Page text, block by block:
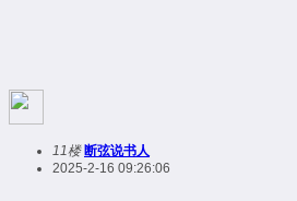
11楼 断弦说书人
2025-2-16 09:26:06